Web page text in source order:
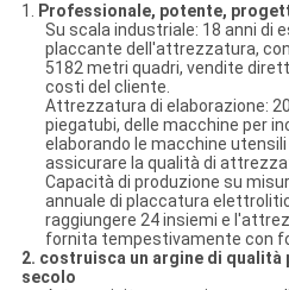
1. Professionale, potente,
Su scala industriale: 18 anni di
placcante dell'attrezzatura,
5182 metri quadri, vendite
costi del cliente.
Attrezzatura di elaborazione:
piegatubi, delle macchine per
elaborando le macchine
assicurare la qualità di
Capacità di produzione su
annuale di placcatura
raggiungere 24 insiemi e
fornita tempestivamente con
2. costruisca un argine di qualità
secolo